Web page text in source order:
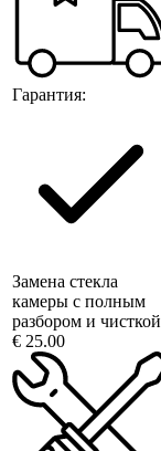
Гарантия:
Замена стекла
камеры с полным
разбором и чисткой
€ 25.00